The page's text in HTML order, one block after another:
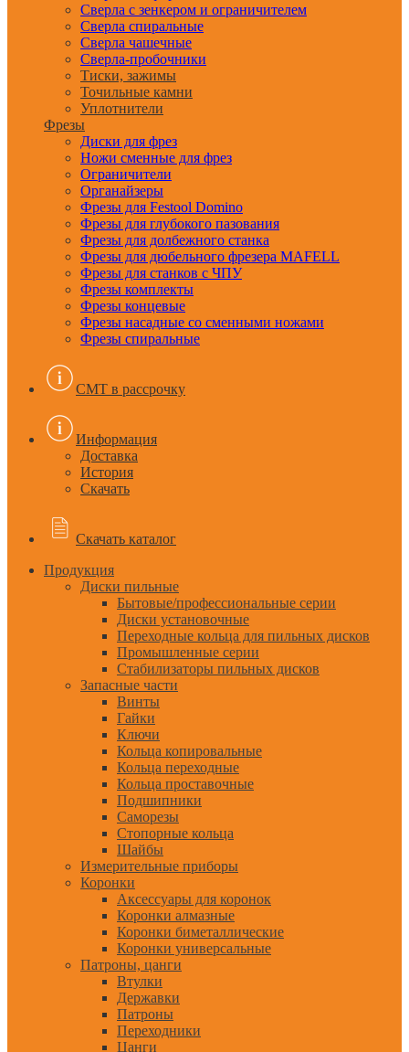
Сверла с зенкером и ограничителем
Сверла спиральные
Сверла чашечные
Сверла-пробочники
Тиски, зажимы
Точильные камни
Уплотнители
Фрезы
Диски для фрез
Ножи сменные для фрез
Ограничители
Органайзеры
Фрезы для Festool Domino
Фрезы для глубокого пазования
Фрезы для долбежного станка
Фрезы для дюбельного фрезера MAFELL
Фрезы для станков с ЧПУ
Фрезы комплекты
Фрезы концевые
Фрезы насадные со сменными ножами
Фрезы спиральные
CMT в рассрочку
Информация
Доставка
История
Скачать
Скачать каталог
Продукция
Диски пильные
Бытовые/профессиональные серии
Диски установочные
Переходные кольца для пильных дисков
Промышленные серии
Стабилизаторы пильных дисков
Запасные части
Винты
Гайки
Ключи
Кольца копировальные
Кольца переходные
Кольца проставочные
Подшипники
Саморезы
Стопорные кольца
Шайбы
Измерительные приборы
Коронки
Аксессуары для коронок
Коронки алмазные
Коронки биметаллические
Коронки универсальные
Патроны, цанги
Втулки
Державки
Патроны
Переходники
Цанги